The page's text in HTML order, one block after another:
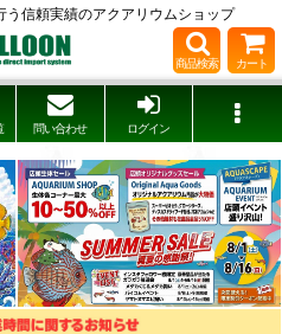
信頼実績のアクアリウムショップ
商品検索 カート
問い合わせ ログイン